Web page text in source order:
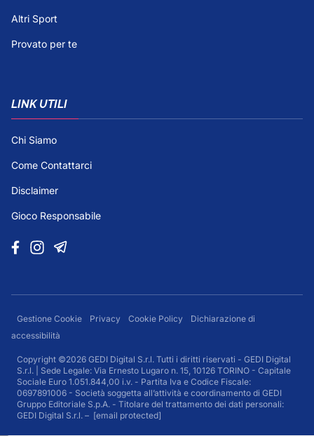
Altri Sport
Provato per te
LINK UTILI
Chi Siamo
Come Contattarci
Disclaimer
Gioco Responsabile
Gestione Cookie Privacy Cookie Policy
Dichiarazione di
accessibilità
Copyright ©2026 GEDI Digital S.r.l. Tutti i diritti riservati - GEDI Digital
S.r.l. | Sede Legale: Via Ernesto Lugaro n. 15, 10126 TORINO - Capitale
Sociale Euro 1.051.844,00 i.v. - Partita Iva e Codice Fiscale:
0697891006 - Società soggetta all’attività e coordinamento di GEDI
Gruppo Editoriale S.p.A. - Titolare del trattamento dei dati personali:
GEDI Digital S.r.l. – [email protected]